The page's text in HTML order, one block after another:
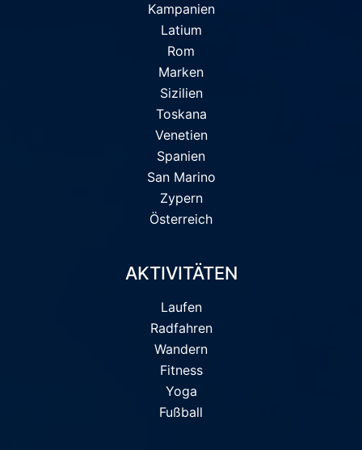
Kampanien
Latium
Rom
Marken
Sizilien
Toskana
Venetien
Spanien
San Marino
Zypern
Österreich
AKTIVITÄTEN
Laufen
Radfahren
Wandern
Fitness
Yoga
Fußball